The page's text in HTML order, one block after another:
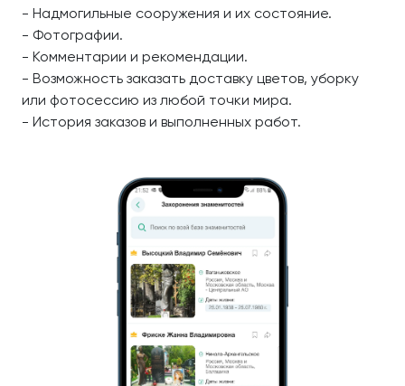
- Надмогильные сооружения и их состояние.
- Фотографии.
- Комментарии и рекомендации.
- Возможность заказать доставку цветов, уборку
или фотосессию из любой точки мира.
- История заказов и выполненных работ.